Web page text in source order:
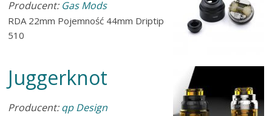
Producent: Gas Mods
RDA 22mm Pojemność 44mm Driptip
510
Juggerknot
Producent:qp Design